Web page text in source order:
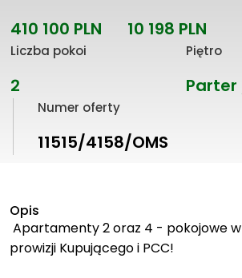
410 100 PLN 10 198 PLN
Liczba pokoi
2
Piętro
Parter
Numer oferty
11515/4158/OMS
Opis
Apartamenty 2 oraz 4 - pokojowe
prowizji Kupującego i PCC!